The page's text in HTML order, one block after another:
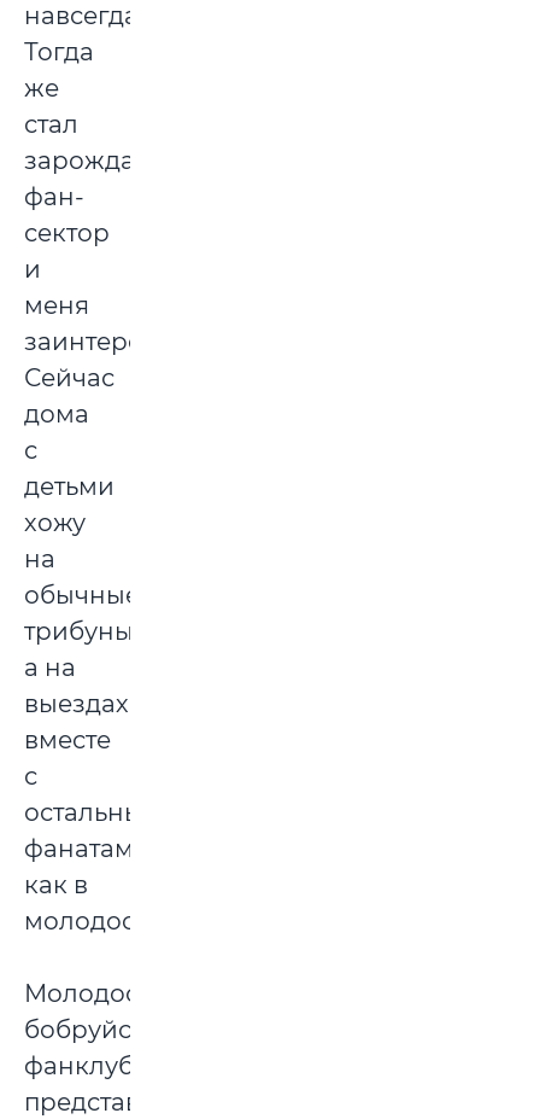
навсегда.
Тогда
же
стал
зарождаться
фан-
сектор
и
меня
заинтересовал.
Сейчас
дома
с
детьми
хожу
на
обычные
трибуны,
а на
выездах
вместе
с
остальными
фанатами,
как в
молодости.
Молодость
бобруйского
фанклуба
представляет